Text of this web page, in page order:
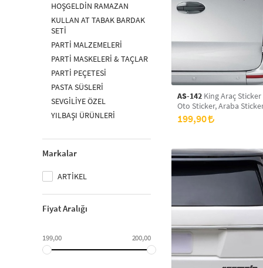
HOŞGELDİN RAMAZAN
KULLAN AT TABAK BARDAK
SETİ
PARTİ MALZEMELERİ
PARTİ MASKELERİ & TAÇLAR
PARTİ PEÇETESİ
PASTA SÜSLERİ
SEVGİLİYE ÖZEL
YILBAŞI ÜRÜNLERİ
Markalar
ARTİKEL
Fiyat Aralığı
199,00 200,00
AS-142 King Araç
Oto Sticker, Araba
199,90